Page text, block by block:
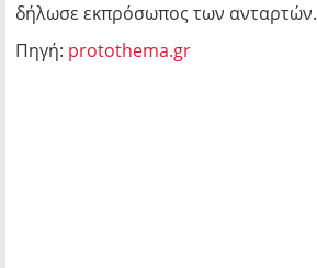
δήλωσε εκπρόσωπος των ανταρτών.
Πηγή: protothema.gr